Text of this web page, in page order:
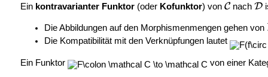
Ein kontravarianter Funktor(oder Kofunktor) von nach
Die Abbildungen auf den Morphismenmengen gehen von
Die Kompatibilität mit den Verknüpfungen lautet
Ein Funktor von einer